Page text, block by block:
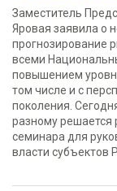
Заместитель
Яровая заявила о
прогнозирование
всеми
повышением
том числе и с
поколения.
разному решается
семинара для
власти субъектов